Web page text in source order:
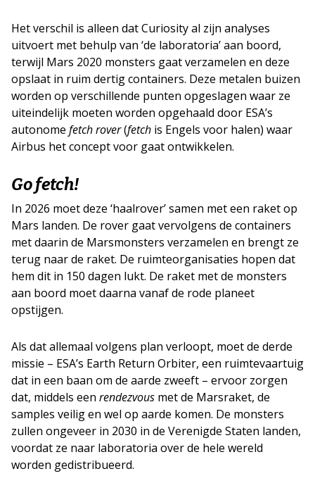
Het verschil is alleen dat Curiosity al zijn analyses
uitvoert met behulp van ‘de laboratoria’ aan boord,
terwijl Mars 2020 monsters gaat verzamelen en deze
opslaat in ruim dertig containers. Deze metalen buizen
worden op verschillende punten opgeslagen waar ze
uiteindelijk moeten worden opgehaald door ESA’s
autonome fetch rover(fetch is Engels voor halen) waar
Airbus het concept voor gaat ontwikkelen.
Go fetch!
In 2026 moet deze ‘haalrover’ samen met een raket op
Mars landen. De rover gaat vervolgens de containers
met daarin de Marsmonsters verzamelen en brengt ze
terug naar de raket. De ruimteorganisaties hopen dat
hem dit in 150 dagen lukt. De raket met de monsters
aan boord moet daarna vanaf de rode planeet
opstijgen.
Als dat allemaal volgens plan verloopt, moet de derde
missie – ESA’s Earth Return Orbiter, een ruimtevaartuig
dat in een baan om de aarde zweeft – ervoor zorgen
dat, middels een rendezvous met de Marsraket, de
samples veilig en wel op aarde komen. De monsters
zullen ongeveer in 2030 in de Verenigde Staten landen,
voordat ze naar laboratoria over de hele wereld
worden gedistribueerd.